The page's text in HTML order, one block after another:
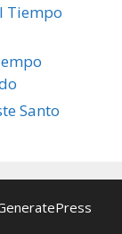
Tiempo
Santo